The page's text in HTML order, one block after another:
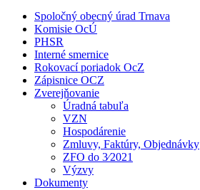
Spoločný obecný úrad Trnava
Komisie OcÚ
PHSR
Interné smernice
Rokovací poriadok OcZ
Zápisnice OCZ
Zverejňovanie
Úradná tabuľa
VZN
Hospodárenie
Zmluvy, Faktúry, Objednávky
ZFO do 3⁄2021
Výzvy
Dokumenty